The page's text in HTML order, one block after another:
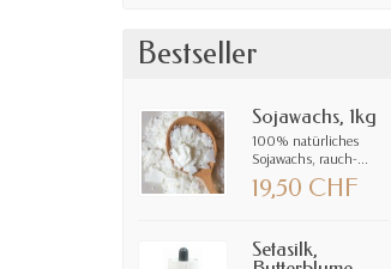
Bestseller
Sojawachs, 1kg
100% natürliches
Sojawachs, rauch-...
19,50 CHF
Setasilk,